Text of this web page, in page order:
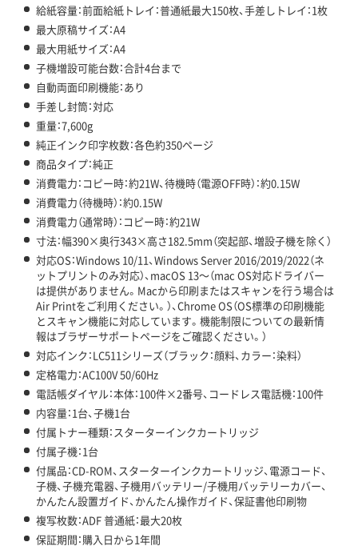
給紙容量：前面給紙トレイ：普通紙最大150枚、手差しトレイ：1枚
最大原稿サイズ：A4
最大用紙サイズ：A4
子機増設可能台数：合計4台まで
自動両面印刷機能：あり
手差し封筒：対応
重量：7,600g
純正インク印字枚数：各色約350ページ
商品タイプ：純正
消費電力：コピー時：約21W、待機時（電源OFF時）：約0.15W
消費電力（待機時）：約0.15W
消費電力（通常時）：コピー時：約21W
寸法：幅390×奥行343×高さ182.5mm（突起部、増設子機を除く）
対応OS：Windows 10/11、Windows Server 2016/2019/2022（ネ
ットプリントのみ対応）、macOS 13～（mac OS対応ドライバー
は提供がありません。Macから印刷またはスキャンを行う場合は
Air Printをご利用ください。）、Chrome OS（OS標準の印刷機能
とスキャン機能に対応しています。機能制限についての最新情
報はブラザーサポートページをご確認ください。）
対応インク：LC511シリーズ（ブラック：顔料、カラー：染料）
定格電力：AC100V 50/60Hz
電話帳ダイヤル：本体：100件×2番号、コードレス電話機：100件
内容量：1台、子機1台
付属トナー種類：スターターインクカートリッジ
付属子機：1台
付属品：CD-ROM、スターターインクカートリッジ、電源コード、
子機、子機充電器、子機用バッテリー/子機用バッテリーカバー、
かんたん設置ガイド、かんたん操作ガイド、保証書他印刷物
複写枚数：ADF 普通紙：最大20枚
保証期間：購入日から1年間